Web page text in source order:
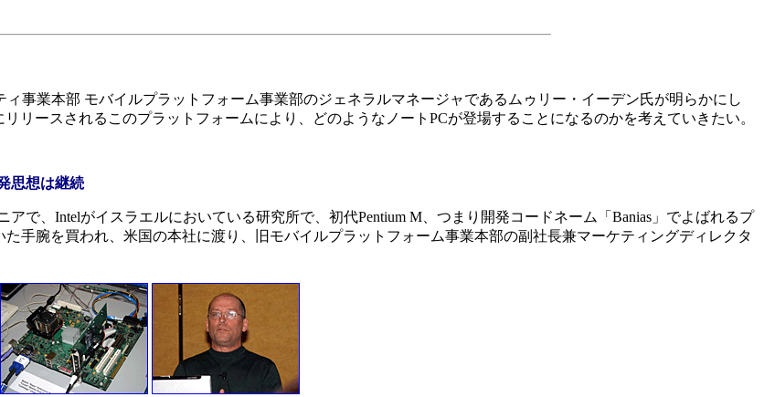
事業本部 モバイルプラットフォーム事業部のジェネラルマネージャであるムゥリー・イーデン氏が明らかにし
リースされるこのプラットフォームにより、どのようなノートPCが登場することになるのかを考えていきたい。
思想は継続
で、Intelがイスラエルにおいている研究所で、初代Pentium M、つまり開発コードネーム「Banias」でよばれるプ
手腕を買われ、米国の本社に渡り、旧モバイルプラットフォーム事業本部の副社長兼マーケティングディレクタ